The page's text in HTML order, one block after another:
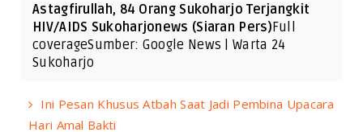
Astagfirullah, 84 Orang Sukoharjo Terjangkit
HIV/AIDS Sukoharjonews (Siaran Pers)Full
coverageSumber: Google News | Warta 24
Sukoharjo
Ini Pesan Khusus Atbah Saat Jadi Pembina Upacara
Hari Amal Bakti